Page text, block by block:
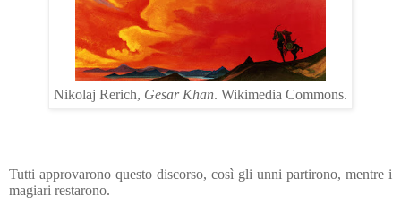
Nikolaj Rerich, Gesar Khan. Wikimedia Commons.
Tutti approvarono questo discorso, così gli unni partirono, mentre i
magiari restarono.